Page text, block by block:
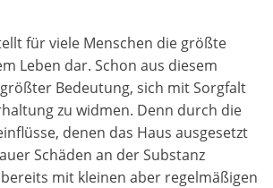
für viele Menschen die größte
Leben dar. Schon aus diesem
Bedeutung, sich mit Sorgfalt
zu widmen. Denn durch die
denen das Haus ausgesetzt
Schäden an der Substanz
mit kleinen aber regelmäßigen